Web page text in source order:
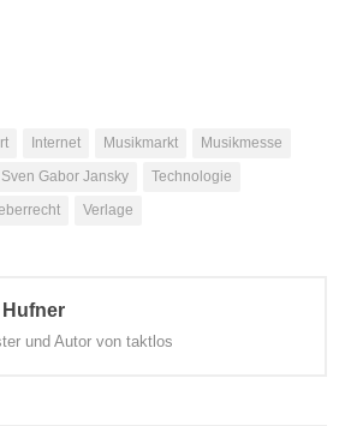
Internet Musikmarkt
Musikmesse
Sven Gabor Jansky
Technologie
Verlage
Hufner
und Autor von taktlos